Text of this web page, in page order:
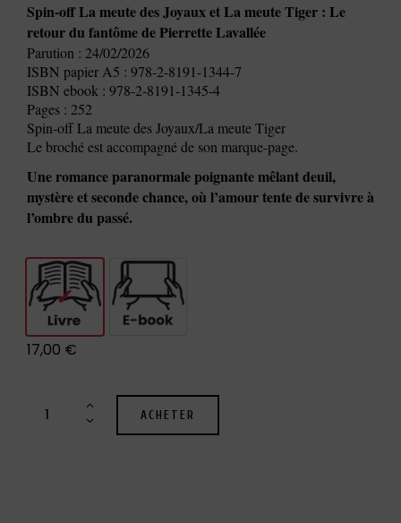
Spin-off La meute des Joyaux et La meute Tiger : Le
retour du fantôme de Pierrette Lavallée
Parution : 24/02/2026
ISBN papier A5 : 978-2-8191-1344-7
ISBN ebook : 978-2-8191-1345-4
Pages : 252
Spin-off La meute des Joyaux/La meute Tiger
Le broché est accompagné de son marque-page.
Une romance paranormale poignante mêlant deuil,
mystère et seconde chance, où l’amour tente de survivre à
l’ombre du passé.
Livre E-book
17,00 €
ACHETER